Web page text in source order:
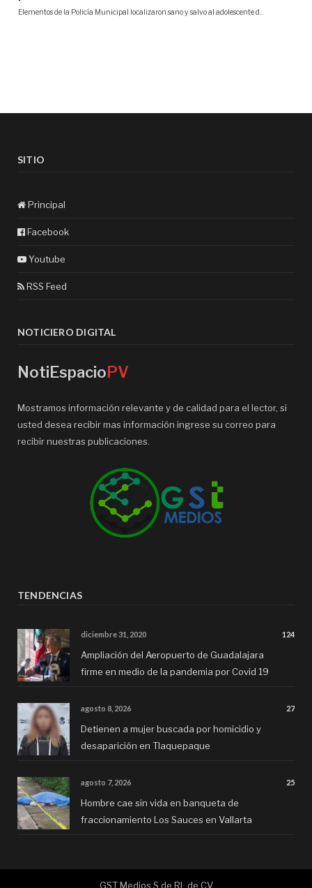
SITIO
Principal
Facebook
Youtube
RSS Feed
NOTICIERO DIGITAL
NotiEspacioPV
Mostramos información relevante y de calidad para el lector, si
usted desea recibir mas información ingrese su correo para
recibir nuestras publicaciones.
TENDENCIAS
diciembre 31, 2020 124
Ampliación del Aeropuerto de Guadalajara
firme en medio de la pandemia por Covid 19
agosto 8, 2026 27
Detienen a mujer buscada por homicidio y
desaparición en Tlaquepaque
agosto 7, 2026 25
Hombre cae sin vida en banqueta de
fraccionamiento Los Sauces en Vallarta
GST Medios S de RL de CV